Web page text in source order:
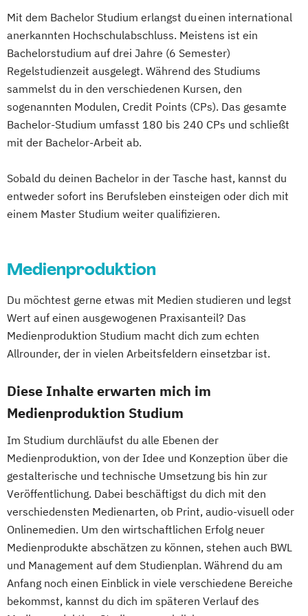
Creation
Visual and Media Anthropology
Wirtschaftspsychologie (DE/EN)
Mit dem Bachelor Studium erlangst du einen international
anerkannten Hochschulabschluss. Meistens ist ein
Bachelorstudium auf drei Jahre (6 Semester)
Regelstudienzeit ausgelegt. Während des Studiums
sammelst du in den verschiedenen Kursen, den
sogenannten Modulen, Credit Points (CPs). Das gesamte
Bachelor-Studium umfasst 180 bis 240 CPs und schließt
mit der Bachelor-Arbeit ab.
Sobald du deinen Bachelor in der Tasche hast, kannst du
entweder sofort ins Berufsleben einsteigen oder dich mit
einem Master Studium weiter qualifizieren.
Medienproduktion
Du möchtest gerne etwas mit Medien studieren und legst
Wert auf einen ausgewogenen Praxisanteil? Das
Medienproduktion Studium macht dich zum echten
Allrounder, der in vielen Arbeitsfeldern einsetzbar ist.
Diese Inhalte erwarten mich im
Medienproduktion Studium
Im Studium durchläufst du alle Ebenen der
Medienproduktion, von der Idee und Konzeption über die
gestalterische und technische Umsetzung bis hin zur
Veröffentlichung. Dabei beschäftigst du dich mit den
verschiedensten Medienarten, ob Print, audio-visuell oder
Onlinemedien. Um den wirtschaftlichen Erfolg neuer
Medienprodukte abschätzen zu können, stehen auch BWL
und Management auf dem Studienplan. Während du am
Anfang noch einen Einblick in viele verschiedene Bereiche
bekommst, kannst du dich im späteren Verlauf des